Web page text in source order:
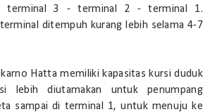
terminal 3 - terminal 2 - terminal 1.
ditempuh kurang lebih selama 4-7
Hatta memiliki kapasitas kursi duduk
lebih diutamakan untuk penumpang
sampai di terminal 1, untuk menuju ke